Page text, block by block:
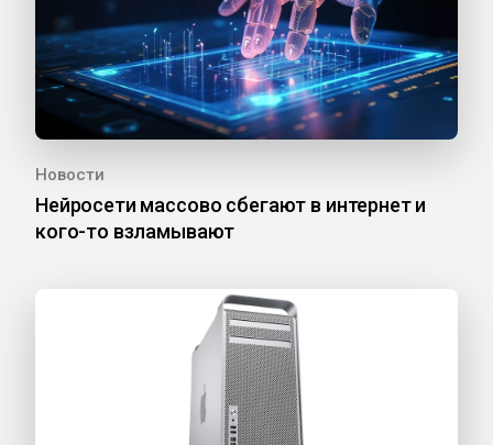
Новости
Нейросети массово сбегают в интернет и
кого-то взламывают